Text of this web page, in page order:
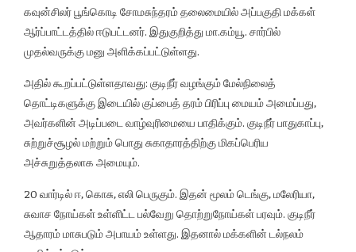
கவுன்சிலர் பூங்கொடி சோமசுந்தரம் தலைமையில் அப்பகுதி மக்கள்
ஆர்ப்பாட்டத்தில் ஈடுபட்டனர். இதுகுறித்து மா.கம்யூ. சார்பில்
முதல்வருக்கு மனு அளிக்கப்பட்டுள்ளது.
அதில் கூறப்பட்டுள்ளதாவது: குடிநீர் வழங்கும் மேல்நிலைத்
தொட்டிகளுக்கு இடையில் குப்பைத் தரம் பிரிப்பு மையம் அமைப்பது,
அவர்களின் அடிப்படை வாழ்வுரிமையை பாதிக்கும். குடிநீர் பாதுகாப்பு,
சுற்றுச்சூழல் மற்றும் பொது சுகாதாரத்திற்கு மிகப்பெரிய
அச்சுறுத்தலாக அமையும்.
20 வார்டில் ஈ, கொசு, எலி பெருகும். இதன் மூலம் டெங்கு, மலேரியா,
சுவாச நோய்கள் உள்ளிட்ட பல்வேறு தொற்றுநோய்கள் பரவும். குடிநீர்
ஆதாரம் மாசுபடும் அபாயம் உள்ளது. இதனால் மக்களின் டல்நலம்